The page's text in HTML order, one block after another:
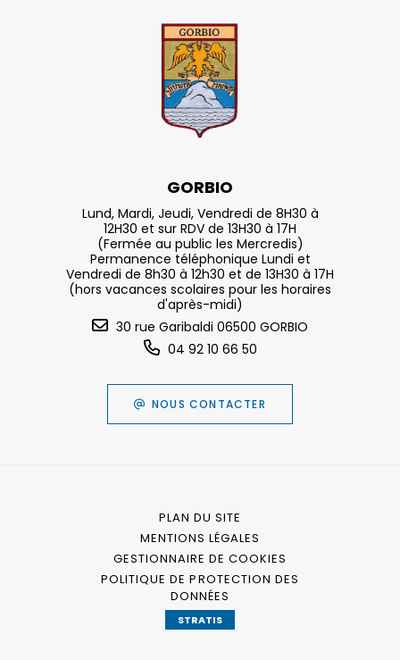
GORBIO
Lund, Mardi, Jeudi, Vendredi de 8H30 à
12H30 et sur RDV de 13H30 à 17H
(Fermée au public les Mercredis)
Permanence téléphonique Lundi et
Vendredi de 8h30 à 12h30 et de 13H30 à 17H
(hors vacances scolaires pour les horaires
d'après-midi)
30 rue Garibaldi 06500 GORBIO
04 92 10 66 50
NOUS CONTACTER
PLAN DU SITE
MENTIONS LÉGALES
GESTIONNAIRE DE COOKIES
POLITIQUE DE PROTECTION DES
DONNÉES
STRATIS